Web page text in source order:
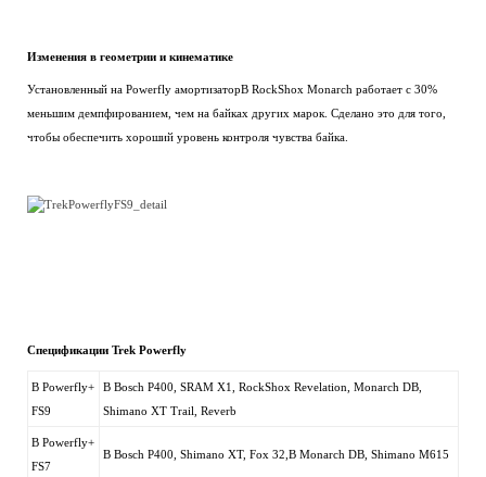
Изменения в геометрии и кинематике
Установленный на Powerfly амортизаторВ RockShox Monarch работает с 30%
меньшим демпфированием, чем на байках других марок. Сделано это для того,
чтобы обеспечить хороший уровень контроля чувства байка.
Спецификации Trek Powerfly
В Powerfly+
FS9
В Bosch P400, SRAM X1, RockShox Revelation, Monarch DB,
Shimano XT Trail, Reverb
В Powerfly+
FS7
В Bosch P400, Shimano XT, Fox 32,В Monarch DB, Shimano M615